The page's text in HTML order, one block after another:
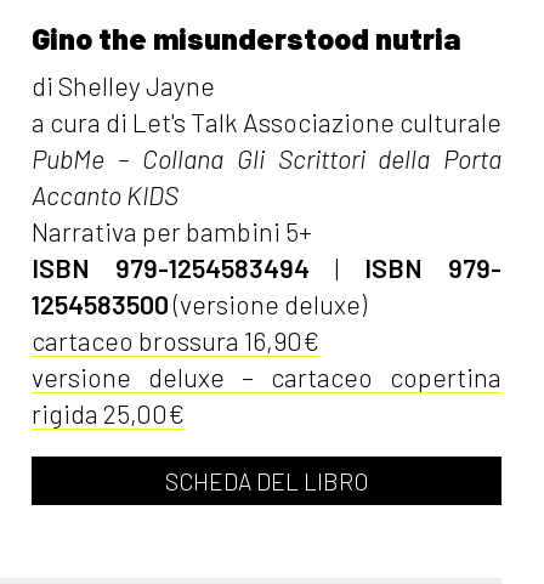
Gino the misunderstood nutria
di Shelley Jayne
a cura di Let's Talk Associazione culturale
PubMe – Collana Gli Scrittori della Porta
Accanto KIDS
Narrativa per bambini 5+
ISBN 979-1254583494 | ISBN 979-
1254583500(versione deluxe)
cartaceo brossura 16,90€
versione deluxe – cartaceo copertina
rigida 25,00€
SCHEDA DEL LIBRO